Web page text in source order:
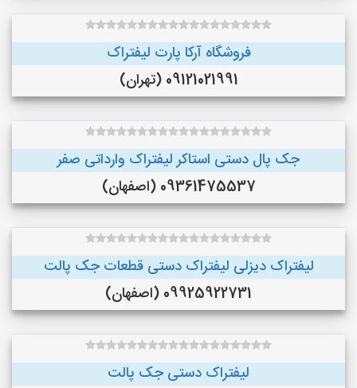
فروشگاه آرکا پارت لیفتراک
09121021991 (تهران)
جک پال دستی استاکر لیفتراک وارداتی صفر
09361475537 (اصفهان)
لیفتراک دیزلی لیفتراک دستی قطعات جک پالت
09925922731 (اصفهان)
لیفتراک دستی جک پالت